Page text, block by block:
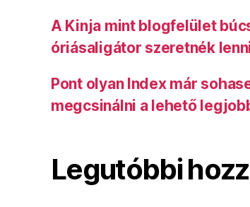
A Kinja mint blogfelület
óriásaligátor szeretnék
Pont olyan Index már
megcsinálni a lehető
Legutóbbi